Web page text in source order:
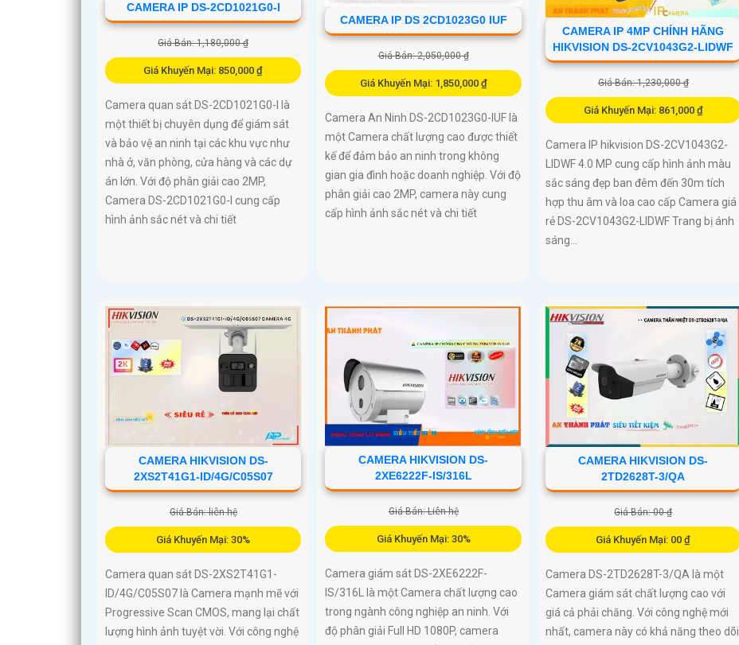
CAMERA IP DS-2CD1021G0-I
Giá Bán: 1,180,000 ₫
Giá Khuyến Mại: 850,000 ₫
Camera quan sát DS-2CD1021G0-I là
một thiết bị chuyên dụng để giám sát
và bảo vệ an ninh tại các khu vực như
nhà ở, văn phòng, cửa hàng và các dự
án lớn. Với độ phân giải cao 2MP,
Camera DS-2CD1021G0-I cung cấp
hình ảnh sắc nét và chi tiết
CAMERA IP DS 2CD1023G0 IUF
Giá Bán: 2,050,000 ₫
Giá Khuyến Mại: 1,850,000 ₫
Camera An Ninh DS-2CD1023G0-IUF là
một Camera chất lượng cao được thiết
kế để đảm bảo an ninh trong không
gian gia đình hoặc doanh nghiệp. Với độ
phân giải cao 2MP, camera này cung
cấp hình ảnh sắc nét và chi tiết
CAMERA IP 4MP CHÍNH HÃNG
HIKVISION DS-2CV1043G2-LIDWF
Giá Bán: 1,230,000 ₫
Giá Khuyến Mại: 861,000 ₫
Camera IP hikvision DS-2CV1043G2-
LIDWF 4.0 MP cung cấp hình ảnh màu
sắc sáng đẹp ban đêm đến 30m tích
hợp thu âm và loa cao cấp Camera giá
rẻ DS-2CV1043G2-LIDWF Trang bị ánh
sáng...
CAMERA HIKVISION DS-
2XS2T41G1-ID/4G/C05S07
Giá Bán: liên hệ
Giá Khuyến Mại: 30%
Camera quan sát DS-2XS2T41G1-
ID/4G/C05S07 là Camera mạnh mẽ với
Progressive Scan CMOS, mang lại chất
lượng hình ảnh tuyệt vời. Với công nghệ
CAMERA HIKVISION DS-
2XE6222F-IS/316L
Giá Bán: Liên hệ
Giá Khuyến Mại: 30%
Camera giám sát DS-2XE6222F-
IS/316L là một Camera chất lượng cao
trong ngành công nghiệp an ninh. Với
độ phân giải Full HD 1080P, camera
CAMERA HIKVISION DS-
2TD2628T-3/QA
Giá Bán: 00 ₫
Giá Khuyến Mại: 00 ₫
Camera DS-2TD2628T-3/QA là một
Camera giám sát chất lượng cao với
giá cả phải chăng. Với công nghệ mới
nhất, camera này có khả năng theo dõi